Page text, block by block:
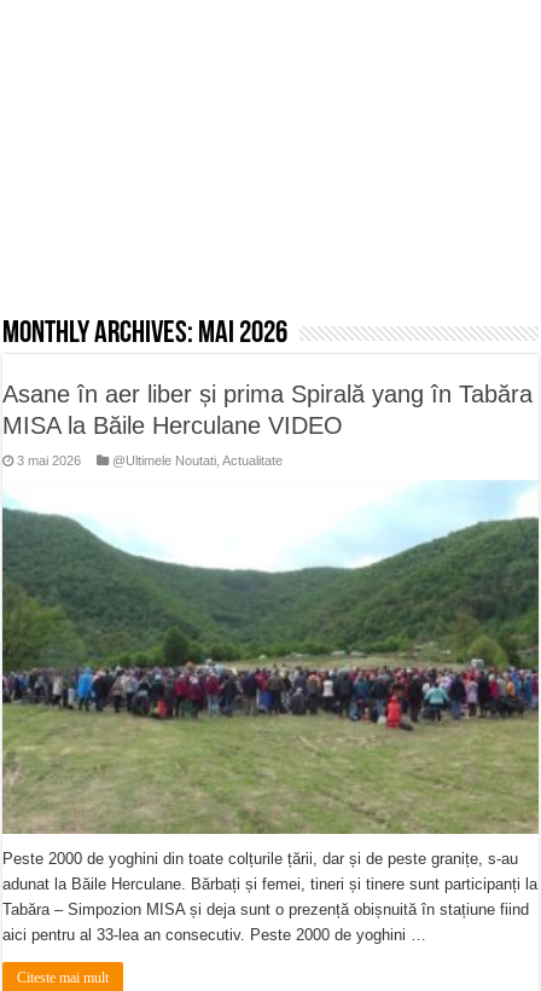
Monthly Archives: mai 2026
Asane în aer liber și prima Spirală yang în Tabăra
MISA la Băile Herculane VIDEO
3 mai 2026 @Ultimele Noutati ,Actualitate
Peste 2000 de yoghini din toate colțurile țării, dar și de peste granițe, s-au
adunat la Băile Herculane. Bărbați și femei, tineri și tinere sunt participanți la
Tabăra – Simpozion MISA și deja sunt o prezență obișnuită în stațiune fiind
aici pentru al 33-lea an consecutiv. Peste 2000 de yoghini …
Citeste mai mult